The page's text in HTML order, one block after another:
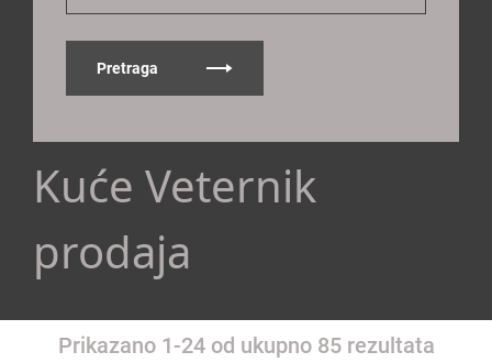
Pretraga
Kuće Veternik
prodaja
Prikazano 1-24 od ukupno 85 rezultata